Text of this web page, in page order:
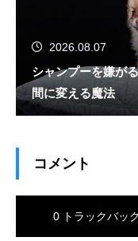
2026.08.07
シャンプーを嫌が
間に変える魔法
コメント
0 トラックバック